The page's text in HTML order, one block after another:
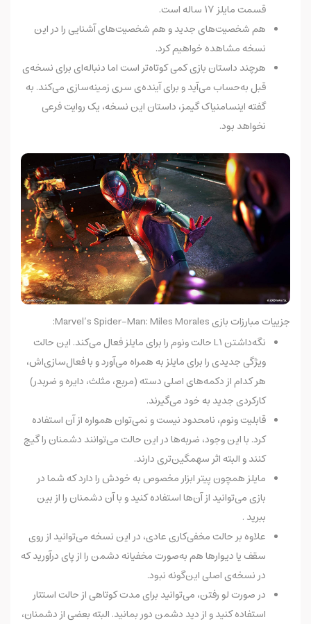
قسمت مایلز ۱۷ ساله است.
هم شخصیت‌های جدید و هم شخصیت‌های آشنایی را در این
نسخه مشاهده خواهیم کرد.
هرچند داستان بازی کمی کوتاه‌تر است اما دنباله‌ای برای نسخه‌ی
قبل به‌حساب می‌آید و برای آینده‌ی سری زمینه‌سازی می‌کند. به
گفته اینسامنیاک گیمز، داستان این نسخه، یک روایت فرعی
نخواهد بود.
جزییات مبارزات بازی Marvel’s Spider-Man: Miles Morales:
نگه‌داشتن L1 حالت ونوم را برای مایلز فعال می‌کند. این حالت
ویژگی جدیدی را برای مایلز به همراه می‌آورد و با فعال‌سازی‌اش،
هر کدام از دکمه‌های اصلی دسته (مربع، مثلث، دایره و ضربدر)
کارکردی جدید به خود می‌گیرند.
قابلیت ونوم، نامحدود نیست و نمی‌توان همواره از آن استفاده
کرد. با این ‌وجود، ضربه‌ها در این حالت می‌توانند دشمنان را گیج
کنند و البته اثر سهمگین‌تری دارند.
مایلز همچون پیتر ابزار مخصوص به خودش را دارد که شما در
بازی می‌توانید از آن‌ها استفاده کنید و با آن دشمنان را از بین
ببرید .
علاوه بر حالت مخفی‌کاری عادی، در این نسخه می‌توانید از روی
سقف یا دیوارها هم به‌صورت مخفیانه دشمن را از پای درآورید که
در نسخه‌ی اصلی این‌گونه نبود.
در صورت لو رفتن، می‌توانید برای مدت کوتاهی از حالت استتار
استفاده کنید و از دید دشمن دور بمانید. البته بعضی از دشمنان،